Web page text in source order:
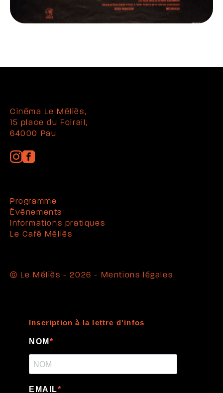
Cinéma Le Méliès,
15 place du Foirail,
64000 Pau
Programme
Évènements
Informations pratiques
Le Café Méliès
© Le Méliès - 2026 - Mentions légales
Inscription à la lettre d'infos
NOM
EMAIL